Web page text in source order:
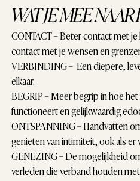
WAT JE MEE
CONTACT– Beter contact met
contact met je wensen en
VERBINDING– Een diepere,
elkaar.
BEGRIP– Meer begrip in hoe
functioneert en gelijkwaardig
ONTSPANNING– Handvatten
genieten van intimiteit, ook als er
GENEZING– De mogelijkheid
verleden die verband houden